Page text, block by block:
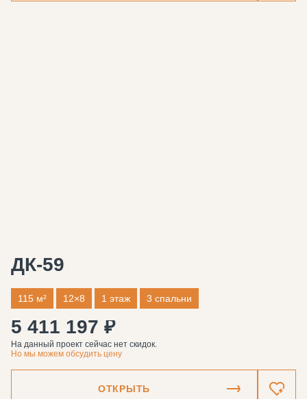
ДК-59
115 м² 12×8 1 этаж 3 спальни
5 411 197 ₽
На данный проект сейчас нет скидок.
Но мы можем обсудить цену
ОТКРЫТЬ